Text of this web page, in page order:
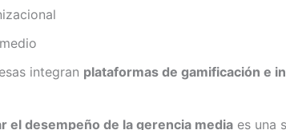
integran plataformas de gamificación e
el desempeño de la gerencia media es una